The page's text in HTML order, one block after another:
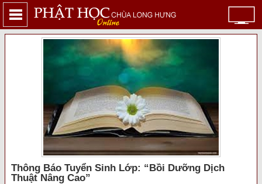
Thông Báo Tuyển Sinh Lớp: “bồi Dưỡng Dịch
Thuật Nâng Cao”